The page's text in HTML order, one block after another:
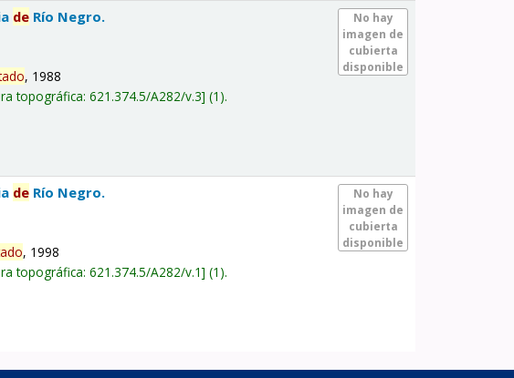
No hay
imagen de
cubierta
disponible
de Río Negro.
, 1988
topográfica:621.374.5/A282/v.3 (1).
No hay
imagen de
cubierta
disponible
de Río Negro.
, 1998
topográfica:621.374.5/A282/v.1 (1).